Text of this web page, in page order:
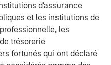
d'assurance
et les institutions de
les
trésorerie
fortunés qui ont déclaré
track record of managing
market cycles and